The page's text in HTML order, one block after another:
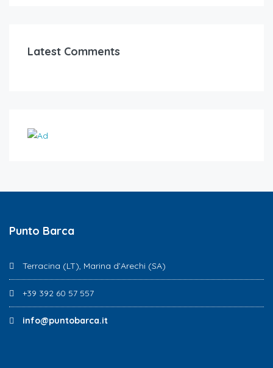
Latest Comments
Punto Barca
Terracina (LT), Marina d’Arechi (SA)
+39 392 60 57 557
info@puntobarca.it